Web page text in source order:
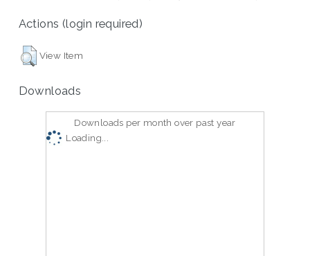
Actions (login required)
View Item
Downloads
Downloads per month over past year
Loading...